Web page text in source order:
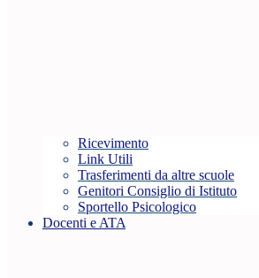
Ricevimento
Link Utili
Trasferimenti da altre scuole
Genitori Consiglio di Istituto
Sportello Psicologico
Docenti e ATA